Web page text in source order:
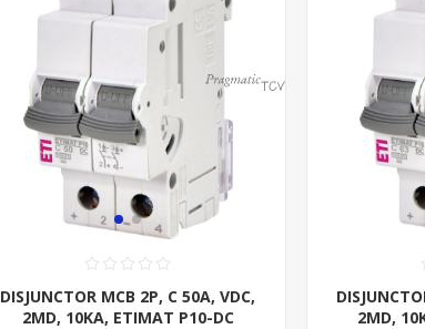
DISJUNCTOR MCB 2P, C 50A, VDC,
2MD, 10KA, ETIMAT P10-DC
2MD,